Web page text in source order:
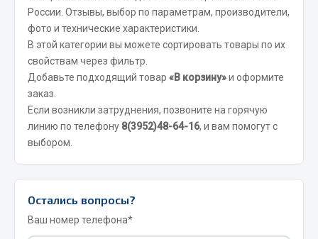
МЕТИЗЫ
Гайки
Кольца стопорные
Пресс-масленки
Пробки
Пружины
Показать ещё
Весь раздел
России. Отзывы, выбор по параметрам, производители,
фото и технические характеристики.
В этой категории вы можете сортировать товары по их
свойствам через фильтр.
Добавьте подходящий товар «В корзину»и оформите
заказ.
Если возникли затруднения, позвоните на горячую
линию по телефону 8(3952)48-64-16, и вам помогут с
выбором.
Остались вопросы?
Ваш номер телефона*